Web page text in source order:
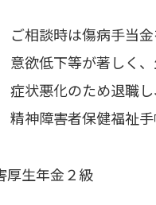
ご相談時は傷病手当
意欲低下等が著しく
症状悪化のため退職
精神障害者保健福祉
厚生年金２級